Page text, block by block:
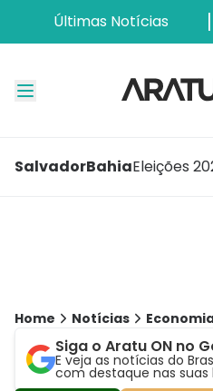
Últimas Notícias
SalvadorBahiaEleições
Home Notícias
Siga o Aratu ON no
E veja as notícias do
com destaque nas suas